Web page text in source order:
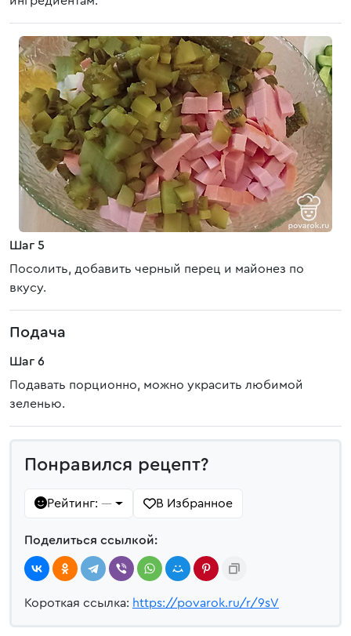
Шаг 5
Посолить, добавить черный перец и майонез по
вкусу.
Подача
Шаг 6
Подавать порционно, можно украсить любимой
зеленью.
Понравился рецепт?
Рейтинг: — В Избранное
Поделиться ссылкой:
Короткая ссылка: https://povarok.ru/r/9sV